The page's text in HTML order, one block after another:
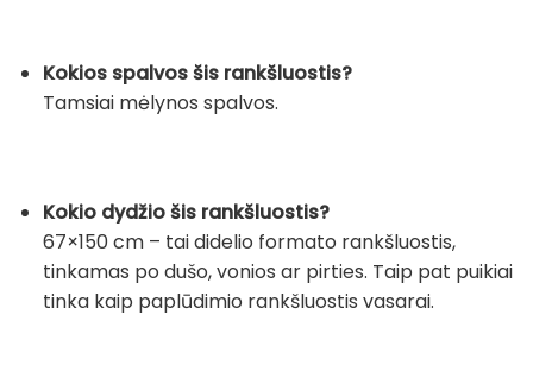
Kokios spalvos šis rankšluostis?
Tamsiai mėlynos spalvos.
Kokio dydžio šis rankšluostis?
67×150 cm – tai didelio formato rankšluostis,
tinkamas po dušo, vonios ar pirties. Taip pat puikiai
tinka kaip paplūdimio rankšluostis vasarai.